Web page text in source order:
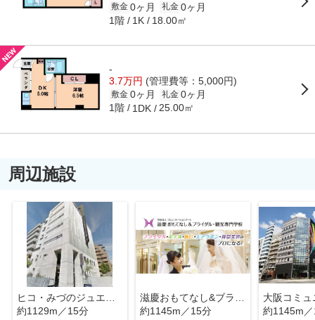
敷金 0ヶ月 礼金 0ヶ月
1階 1K 18.00㎡
-
3.7万円 (管理費等：5,000円)
敷金 0ヶ月 礼金 0ヶ月
1階 1DK 25.00㎡
周辺施設
約1129m／15分
約1145m／15分
約1145m